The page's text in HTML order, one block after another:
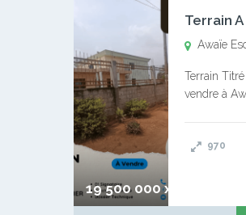
19 500 000 xaf
Awaïe
Terrain
vendre à
l’Université
970